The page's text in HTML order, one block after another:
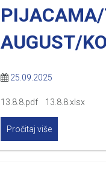
AUGUST/
25.09.2025
13.8.8.pdf 13.8.8.xlsx
Pročitaj više